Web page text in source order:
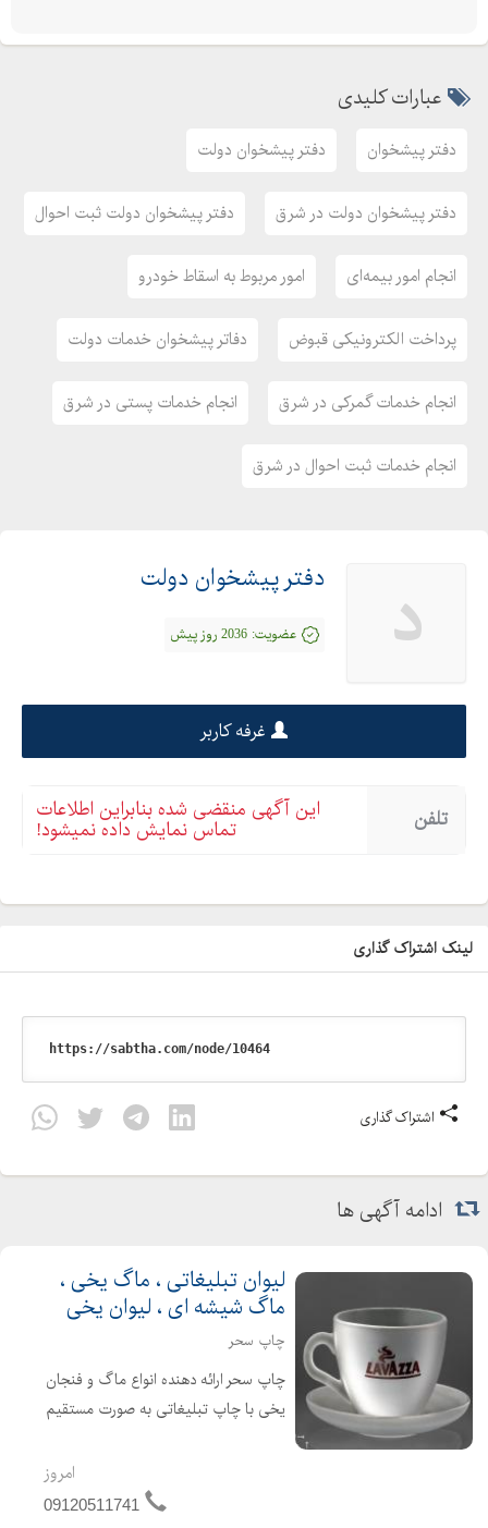
عبارات کلیدی
دفتر پیشخوان دفتر پیشخوان دولت
دفتر پیشخوان دولت در شرق دفتر پیشخوان دولت ثبت احوال
انجام امور بیمه‌ای امور مربوط به اسقاط خودرو
پرداخت الکترونیکی قبوض دفاتر پیشخوان خدمات دولت
انجام خدمات گمرکی در شرق انجام خدمات پستی در شرق
انجام خدمات ثبت احوال در شرق
د دفتر پیشخوان دولت
عضویت: 2036 روز پیش
غرفه کاربر
تلفن این آگهی منقضی شده بنابراین اطلاعات
تماس نمایش داده نمیشود!
لینک اشتراک گذاری
اشتراک گذاری
ادامه آگهی ها
لیوان تبلیغاتی ، ماگ یخی ،
ماگ شیشه ای ، لیوان یخی
چاپ سحر
چاپ سحر ارائه دهنده انواع ماگ و فنجان
یخی با چاپ تبلیغاتی به صورت مستقیم
انواع لیوان های شیشه ای و لیوان های
یخی در سایزهای مختلف انواع شات قهوه
امروز
09120511741